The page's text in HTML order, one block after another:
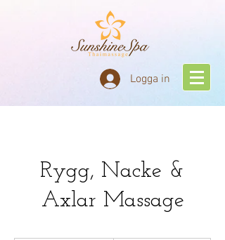
Logga in
Rygg, Nacke &
Axlar Massage